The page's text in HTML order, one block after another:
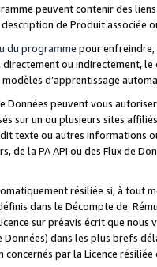
peuvent contenir des
de Produit associée
du programme pour
directement ou indirectement,
d’apprentissage
Données peuvent vous
sur un ou plusieurs sites
texte ou autres informations
de la PA API ou des Flux de
résiliée si, à
dans le Décompte de
sur préavis écrit que
Données) dans les plus
concernés par la Licence